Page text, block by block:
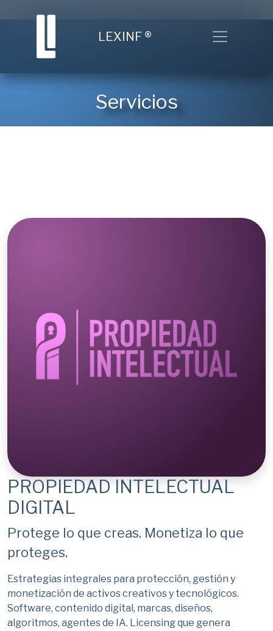
LEXINF ® Toggle
Servicios
PROPIEDAD INTELECTUAL
DIGITAL
Protege lo que creas. Monetiza lo que
proteges.
Estrategias integrales para protección, gestión y
monetización de activos creativos y tecnológicos.
Software, contenido digital, marcas, diseños,
algoritmos, agentes de IA. Licensing que genera